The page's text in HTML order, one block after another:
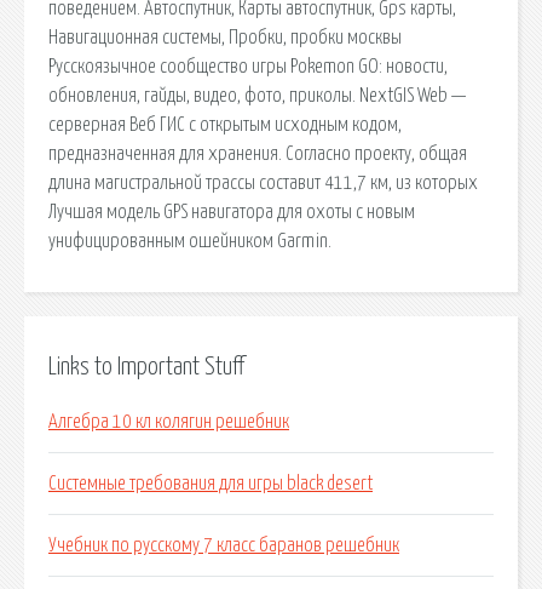
поведением. Автоспутник, Карты автоспутник, Gps карты,
Навигационная системы, Пробки, пробки москвы
Русскоязычное сообщество игры Pokemon GO: новости,
обновления, гайды, видео, фото, приколы. NextGIS Web —
серверная Веб ГИС с открытым исходным кодом,
предназначенная для хранения. Согласно проекту, общая
длина магистральной трассы составит 411,7 км, из которых
Лучшая модель GPS навигатора для охоты с новым
унифицированным ошейником Garmin.
Links to Important Stuff
Алгебра 10 кл колягин решебник
Системные требования для игры black desert
Учебник по русскому 7 класс баранов решебник